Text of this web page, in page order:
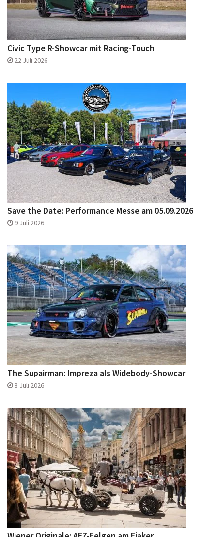
Civic Type R-Showcar mit Racing-Touch
22 Juli 2026
Save the Date: Performance Messe am 05.09.2026
9 Juli 2026
The Supairman: Impreza als Widebody-Showcar
8 Juli 2026